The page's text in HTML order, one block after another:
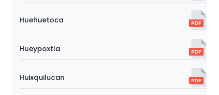
Huehuetoca
Hueypoxtla
Huixquilucan